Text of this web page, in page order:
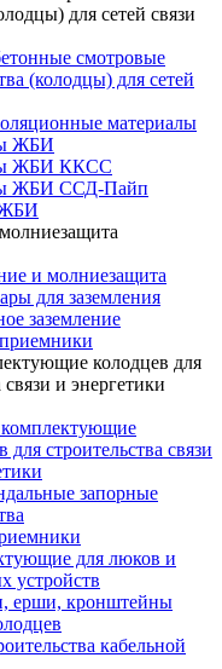
для сетей связи
смотровые
(колодцы) для сетей
материалы
ЖБИ
ЖБИ ККСС
ЖБИ ССД-Пайп
ЖБИ
и молниезащита
для заземления
заземление
колодцев для
связи и энергетики
для строительства связи
запорные
для люков и
устройств
ерши, кронштейны
кабельной